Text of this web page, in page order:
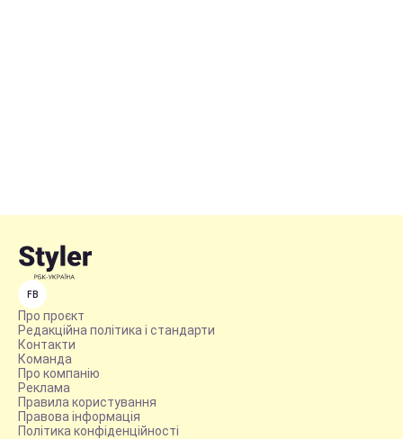
FB
Про проєкт
Редакційна політика і стандарти
Контакти
Команда
Про компанію
Реклама
Правила користування
Правова інформація
Політика конфіденційності